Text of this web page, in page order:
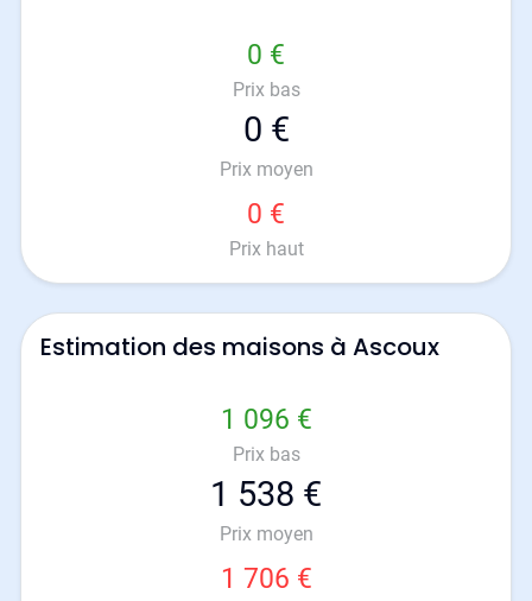
0 €
Prix bas
0 €
Prix moyen
0 €
Prix haut
Estimation des maisons à Ascoux
1 096 €
Prix bas
1 538 €
Prix moyen
1 706 €